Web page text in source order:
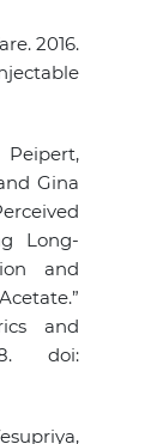
2016.
Gina
Long-
and
and
doi: